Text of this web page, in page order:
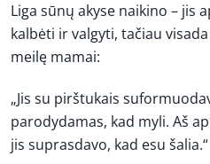
Liga sūnų akyse naikino – jis
kalbėti ir valgyti, tačiau
meilę mamai:
„Jis su pirštukais
parodydamas, kad myli. Aš
jis suprasdavo, kad esu šalia.“